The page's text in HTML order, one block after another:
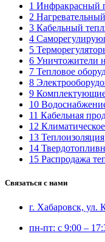
1 Инфракрасный
2
3 Кабельный
4
5
6 Уничтожители
7 Тепловое
8
9
10
11 Кабельная
12
13 Теплоизоляция
14
15 Распродажа
Связаться с нами
г. Хабаровск, ул.
пн-пт: с 9:00 –